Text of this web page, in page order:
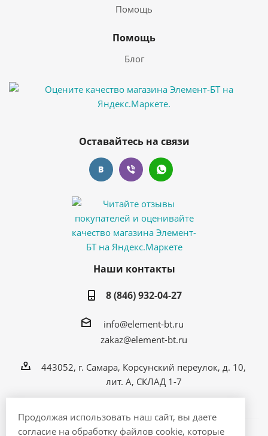
Продолжая использовать наш сайт, вы даете
согласие на обработку файлов cookie, которые
Помощь
Помощь
Блог
Оставайтесь на связи
Наши контакты
8 (846) 932-04-27
info@element-bt.ru
zakaz@element-bt.ru
443052, г. Самара, Корсунский переулок, д. 10,
лит. А, СКЛАД 1-7